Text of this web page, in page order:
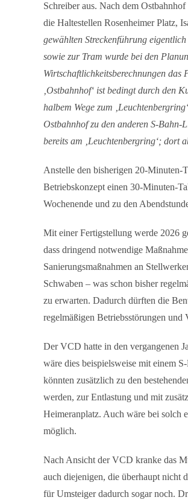
Schreiber aus. Nach dem
die Haltestellen Rosenheimer Platz,
gewählten Streckenführung
sowie zur Tram wurde bei den
Wirtschaftlichkeitsberechnungen
‚Ostbahnhof‘ ist bedingt durch den
halbem Wege zum
Ostbahnhof zu den anderen S-
bereits am ‚Leuchtenbergring‘; dort
Anstelle den bisherigen 20-Minuten-
Betriebskonzept einen 30-Minuten-
Wochenende und zu den
Mit einer Fertigstellung werde 2026
dass dringend notwendige
Sanierungsmaßnahmen an
Schwaben – was schon bisher
zu erwarten. Dadurch dürften die
regelmäßigen Betriebsstörungen und
Der VCD hatte in den vergangenen
wäre dies beispielsweise mit einem
könnten zusätzlich zu den
werden, zur Entlastung und mit
Heimeranplatz. Auch wäre bei solch
möglich.
Nach Ansicht der VCD kranke das
auch diejenigen, die überhaupt nicht
für Umsteiger dadurch sogar noch.